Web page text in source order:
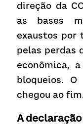
direção da
as bases
exaustos por
pelas perdas
econômica,
bloqueios.
chegou ao
A